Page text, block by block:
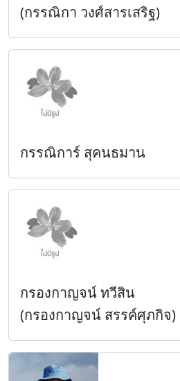
(กรรณิกา วงศ์สารเสริฐ)
กรรณิการ์ สุคนธมาน
กรองกาญจน์ ทวีสิน
(กรองกาญจน์ สรรค์ศุภกิจ)